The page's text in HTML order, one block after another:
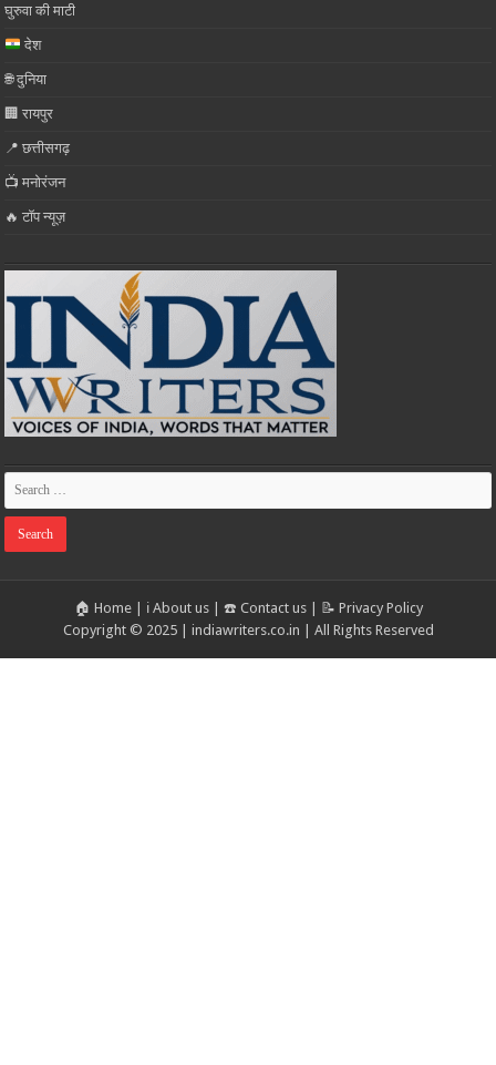
घुरुवा की माटी
देश
🌐 दुनिया
🏢 रायपुर
📍 छत्तीसगढ़
📺 मनोरंजन
🔥 टॉप न्यूज़
🏠 Home| ℹ️ About us| ☎️ Contact us| 📝 Privacy Policy
Copyright © 2025 | indiawriters.co.in | All Rights Reserved